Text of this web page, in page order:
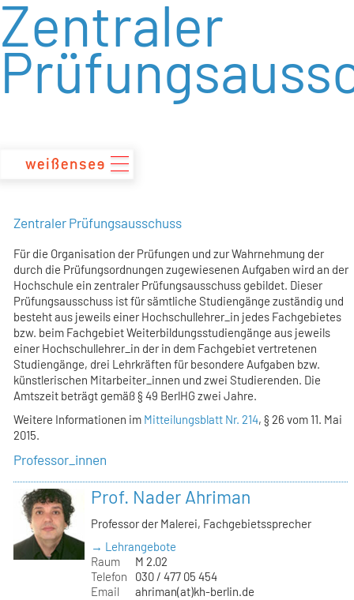
zum
Inhalt
Zentraler
Zentraler Prüfungsausschuss
Für die Organisation der Prüfungen und zur Wahrnehmung der
durch die Prüfungsordnungen zugewiesenen Aufgaben wird an der
Hochschule ein zentraler Prüfungsausschuss gebildet. Dieser
Prüfungsausschuss ist für sämtliche Studiengänge zuständig und
besteht aus jeweils einer Hochschullehrer_in jedes Fachgebietes
bzw. beim Fachgebiet Weiterbildungsstudiengänge aus jeweils
einer Hochschullehrer­_in der in dem Fachgebiet vertretenen
Studiengänge, drei Lehrkräften für besondere Aufgaben bzw.
künstlerischen Mitarbeiter_innen und zwei Studierenden. Die
Amtszeit beträgt gemäß § 49 BerlHG zwei Jahre.
Weitere Informationen im Mitteilungsblatt Nr. 214, § 26 vom 11. Mai
2015.
Professor_innen
Prof. Nader Ahriman
Professor der Malerei, Fachgebietssprecher
→ Lehrangebote
Raum
M 2.02
Telefon
030 / 477 05 454
Email
ahriman(at)kh-berlin.de